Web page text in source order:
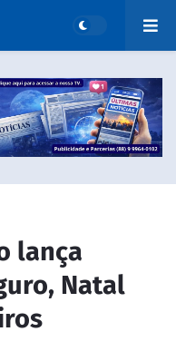
lança
Natal